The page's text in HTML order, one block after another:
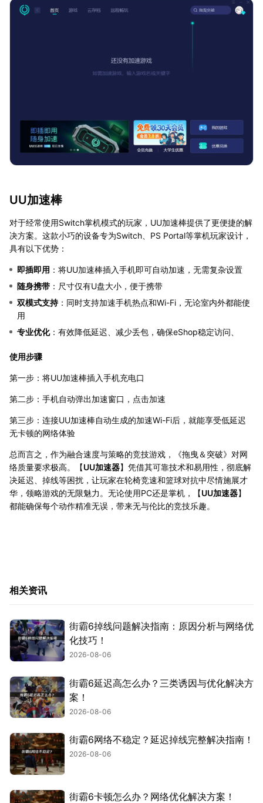
UU加速棒
对于经常使用Switch掌机模式的玩家，UU加速棒提供了更便捷的解
决方案。这款小巧的设备专为Switch、PS Portal等掌机玩家设计，
具有以下优势：
即插即用 ：将UU加速棒插入手机即可自动加速，无需复杂设置
随身携带 ：尺寸仅有U盘大小，便于携带
双模式支持：同时支持加速手机热点和Wi-Fi，无论室内外都能使
用
专业优化：有效降低延迟、减少丢包，确保eShop稳定访问、
使用步骤
第一步：将UU加速棒插入手机充电口
第二步：手机自动弹出加速窗口，点击加速
第三步：连接UU加速棒自动生成的加速Wi-Fi后，就能享受低延迟
无卡顿的网络体验
总而言之，作为融合速度与策略的竞技游戏，《拖曳＆突破》对网
络质量要求极高。【UU加速器】凭借其可靠技术和易用性，彻底解
决延迟、掉线等困扰，让玩家在轮椅竞速和篮球对抗中尽情施展才
华，领略游戏的无限魅力。无论使用PC还是掌机，【UU加速器】
都能确保每个动作精准无误，带来无与伦比的竞技乐趣。
相关资讯
街霸6掉线问题解决指南：原因分析与网络优
化技巧！
2026-08-06
街霸6延迟高怎么办？三类诱因与优化解决方
案！
2026-08-06
街霸6网络不稳定？延迟掉线完整解决指南！
2026-08-06
街霸6卡顿怎么办？网络优化解决方案！